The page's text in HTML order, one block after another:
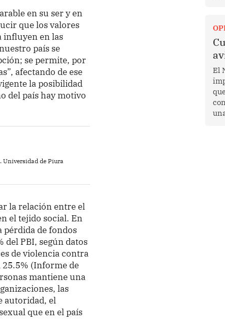
en su ser y en
que los valores
influyen en las
país se
se permite, por
afectando de ese
la posibilidad
del país hay motivo
Universidad de Piura
la relación entre el
el tejido social. En
pérdida de fondos
PBI, según datos
de violencia contra
25.5% (Informe de
mantiene una
las
autoridad, el
que en el país
en
al
El